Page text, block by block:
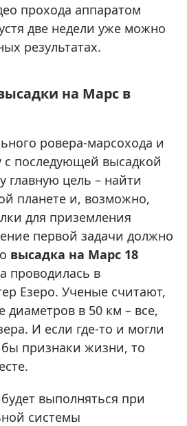
прохода аппаратом
две недели уже можно
результатах.
на Марс в
ровера-марсохода и
с последующей высадкой
главную цель – найти
планете и, возможно,
для приземления
первой задачи должно
высадка на Марс 18
проводилась в
Езеро. Ученые считают,
диаметров в 50 км – все,
И если где-то и могли
бы признаки жизни, то
выполняться при
системы